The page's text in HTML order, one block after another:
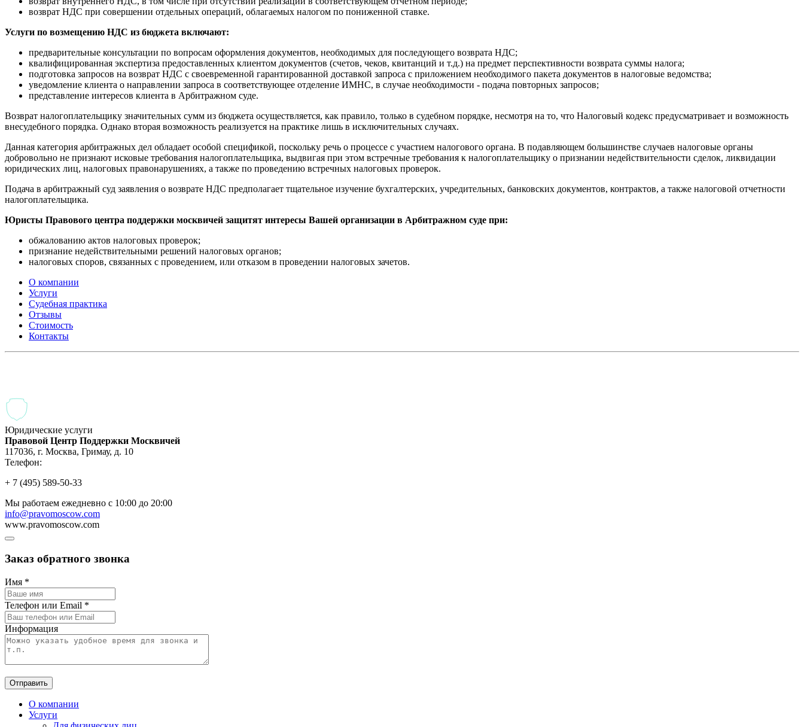
возврат НДС при совершении отдельных операций, облагаемых налогом по пониженной ставке.
Услуги по возмещению НДС из бюджета включают:
предварительные консультации по вопросам оформления документов, необходимых для последующего возврата НДС;
квалифицированная экспертиза предоставленных клиентом документов (счетов, чеков, квитанций и т.д.) на предмет перспективности возврата суммы налога;
подготовка запросов на возврат НДС с своевременной гарантированной доставкой запроса с приложением необходимого пакета документов в налоговые ведомства;
уведомление клиента о направлении запроса в соответствующее отделение ИМНС, в случае необходимости - подача повторных запросов;
представление интересов клиента в Арбитражном суде.
Возврат налогоплательщику значительных сумм из бюджета осуществляется, как правило, только в судебном порядке, несмотря на то, что Налоговый кодекс предусматривает и возможность
внесудебного порядка. Однако вторая возможность реализуется на практике лишь в исключительных случаях.
Данная категория арбитражных дел обладает особой спецификой, поскольку речь о процессе с участием налогового органа. В подавляющем большинстве случаев налоговые органы
добровольно не признают исковые требования налогоплательщика, выдвигая при этом встречные требования к налогоплательщику о признании недействительности сделок, ликвидации
юридических лиц, налоговых правонарушениях, а также по проведению встречных налоговых проверок.
Подача в арбитражный суд заявления о возврате НДС предполагает тщательное изучение бухгалтерских, учредительных, банковских документов, контрактов, а также налоговой отчетности
налогоплательщика.
Юристы Правового центра поддержки москвичей защитят интересы Вашей организации в Арбитражном суде при:
обжалованию актов налоговых проверок;
признание недействительными решений налоговых органов;
налоговых споров, связанных с проведением, или отказом в проведении налоговых зачетов.
О компании
Услуги
Судебная практика
Отзывы
Стоимость
Контакты
Юридические услуги
Правовой Центр Поддержки Москвичей
117036, г. Москва, Гримау, д. 10
Телефон:
+ 7 (495) 589-50-33
Мы работаем ежедневно с 10:00 до 20:00
info@pravomoscow.com
www.pravomoscow.com
Заказ обратного звонка
Имя *
Телефон или Email *
Информация
Отправить
О компании
Услуги